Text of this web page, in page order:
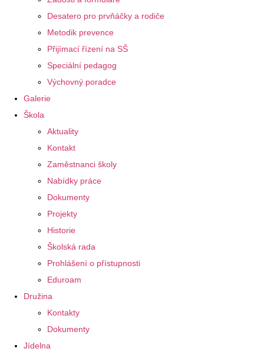
Desatero pro prvňáčky a rodiče
Metodik prevence
Přijímací řízení na SŠ
Speciální pedagog
Výchovný poradce
Galerie
Škola
Aktuality
Kontakt
Zaměstnanci školy
Nabídky práce
Dokumenty
Projekty
Historie
Školská rada
Prohlášení o přístupnosti
Eduroam
Družina
Kontakty
Dokumenty
Jídelna